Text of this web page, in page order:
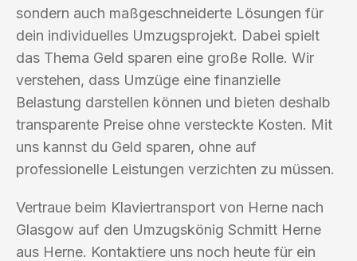
sondern auch maßgeschneiderte Lösungen für
dein individuelles Umzugsprojekt. Dabei spielt
das Thema Geld sparen eine große Rolle. Wir
verstehen, dass Umzüge eine finanzielle
Belastung darstellen können und bieten deshalb
transparente Preise ohne versteckte Kosten. Mit
uns kannst du Geld sparen, ohne auf
professionelle Leistungen verzichten zu müssen.
Vertraue beim Klaviertransport von Herne nach
Glasgow auf den Umzugskönig Schmitt Herne
aus Herne. Kontaktiere uns noch heute für ein